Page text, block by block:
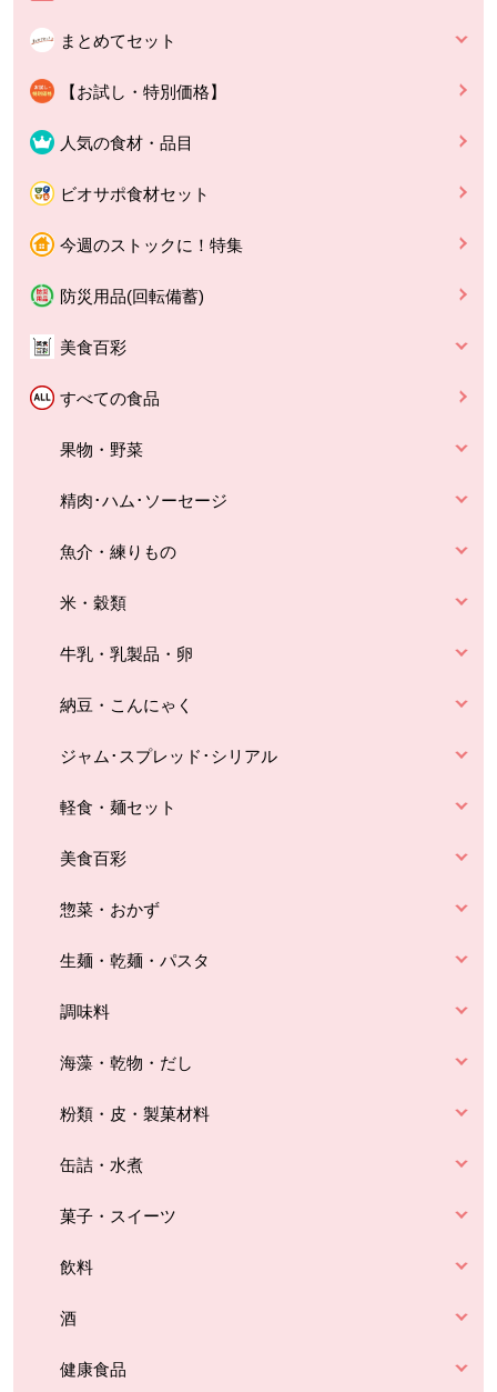
まとめてセット
【お試し・特別価格】
人気の食材・品目
ビオサポ食材セット
今週のストックに！特集
防災用品(回転備蓄)
美食百彩
すべての食品
果物・野菜
精肉･ハム･ソーセージ
魚介・練りもの
米・穀類
牛乳・乳製品・卵
納豆・こんにゃく
ジャム･スプレッド･シリアル
軽食・麺セット
美食百彩
惣菜・おかず
生麺・乾麺・パスタ
調味料
海藻・乾物・だし
粉類・皮・製菓材料
缶詰・水煮
菓子・スイーツ
飲料
酒
健康食品